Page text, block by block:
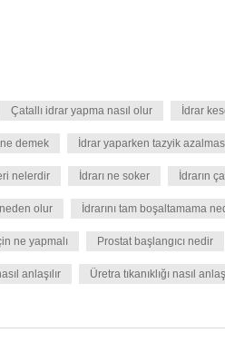
Çatallı idrar yapma nasıl olur İdrar
demek İdrar yaparken tazyik
nelerdir İdrarı ne soker İdrarın
olur İdrarını tam boşaltamama
ne yapmalı Prostat başlangıcı nedir
anlaşılır Üretra tıkanıklığı nasıl